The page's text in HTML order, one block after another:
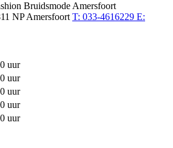
Bruidsmode Amersfoort
NP Amersfoort T: 033-4616229 E:
uur
uur
uur
uur
uur